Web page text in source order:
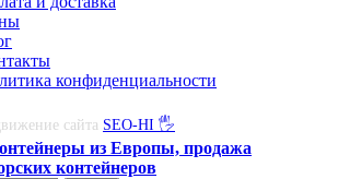
конфиденциальности
сайта SEO-HI 🖐
из Европы, продажа
контейнеров